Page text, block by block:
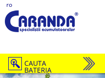
ro
CAUTA
BATERIA